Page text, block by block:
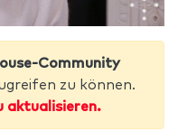
Community
zu können.
aktualisieren.